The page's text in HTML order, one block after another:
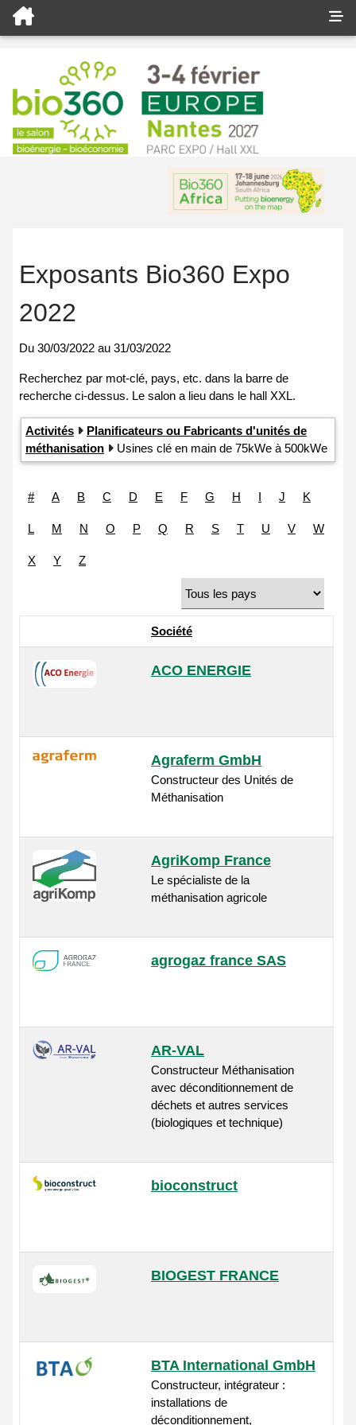
Exposants Bio360 Expo
2022
Du 30/03/2022 au 31/03/2022
Activités
Planificateurs ou Fabricants d'unités de
méthanisation
Usines clé en main de 75kWe à 500kWe
# A B C D E F G H I J K
L M N O P Q R S T U V W
X Y Z
Société
ACO ENERGIE
Agraferm GmbH
Constructeur des Unités de
Méthanisation
AgriKomp France
Le spécialiste de la
méthanisation agricole
agrogaz france SAS
AR-VAL
Constructeur Méthanisation
avec déconditionnement de
déchets et autres services
(biologiques et technique)
bioconstruct
BIOGEST FRANCE
BTA International GmbH
Constructeur, intégrateur :
installations de
déconditionnement,